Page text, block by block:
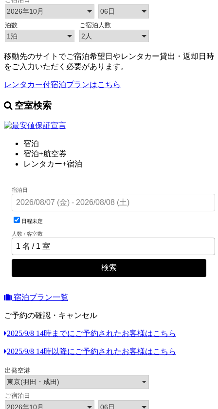
移動先のサイトでご宿泊希望日やレンタカー貸出・返却日時
をご入力いただく必要があります。
レンタカー付宿泊プランはこちら
空室検索
宿泊
宿泊+航空券
レンタカー+宿泊
宿泊日
日程未定
人数 / 客室数
検索
宿泊プラン一覧
ご予約の確認・キャンセル
2025/9/8 14時までにご予約されたお客様はこちら
2025/9/8 14時以降にご予約されたお客様はこちら